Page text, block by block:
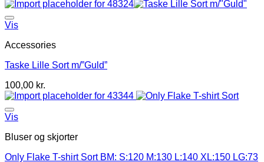
Vis
Accessories
Taske Lille Sort m/”Guld”
100,00 kr.
Vis
Bluser og skjorter
Only Flake T-shirt Sort BM: S:120 M:130 L:140 XL:150 LG:73